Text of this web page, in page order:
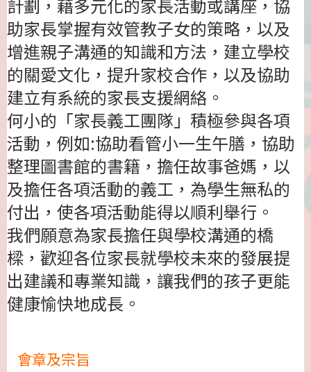
計劃，藉多元化的家長活動或講座，協
助家長掌握有效管教子女的策略，以及
增進親子溝通的知識和方法，建立學校
的關愛文化，提升家校合作，以及協助
建立有系統的家長支援網絡。
何小的「家長義工團隊」積極參與各項
活動，例如:協助看管小一生午膳，協助
整理圖書館的書籍，擔任故事爸媽，以
及擔任各項活動的義工，為學生無私的
付出，使各項活動能得以順利舉行。
我們願意為家長擔任與學校溝通的橋
樑，歡迎各位家長就學校未來的發展提
出建議和專業知識，讓我們的孩子更能
健康愉快地成長。
會章及宗旨